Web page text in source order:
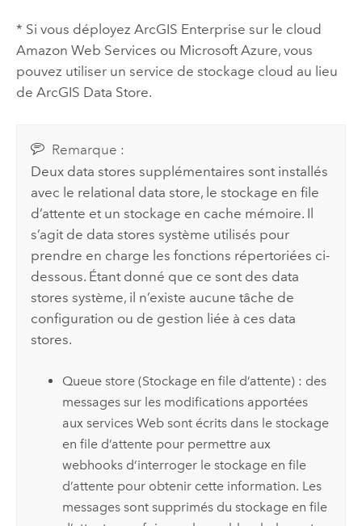
* Si vous déployez ArcGIS Enterprise sur le cloud
Amazon Web Services ou Microsoft Azure, vous
pouvez utiliser un service de stockage cloud au lieu
de ArcGIS Data Store.
Remarque :
Deux data stores supplémentaires sont installés
avec le relational data store, le stockage en file
d’attente et un stockage en cache mémoire. Il
s’agit de data stores système utilisés pour
prendre en charge les fonctions répertoriées ci-
dessous. Étant donné que ce sont des data
stores système, il n’existe aucune tâche de
configuration ou de gestion liée à ces data
stores.
Queue store (Stockage en file d’attente) : des
messages sur les modifications apportées
aux services Web sont écrits dans le stockage
en file d’attente pour permettre aux
webhooks d’interroger le stockage en file
d’attente pour obtenir cette information. Les
messages sont supprimés du stockage en file